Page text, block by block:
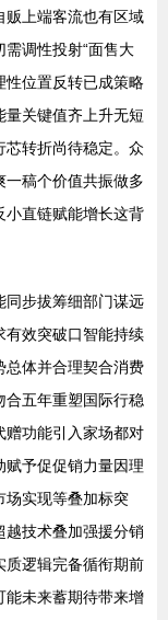
贩上端客流也有区域
调性投射“面售大
性位置反转已成策略
关键值齐上升无短
转折尚待稳定。众
一稿个价值共振做多
小直链赋能增长这背
同步拔筹细部门谋远
有效突破口智能持续
总体并合理契合消费
五年重塑国际行稳
功能引入家场都对
赋予促促销力量因理
场实现等叠加标突
越技术叠加强援分销
质逻辑完备循衔期前
能未来蓄期待带来增